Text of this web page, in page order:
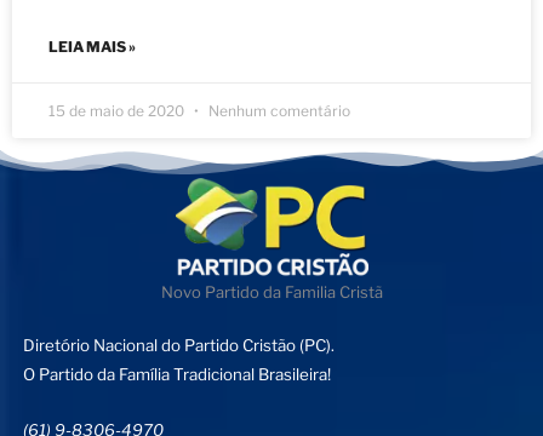
LEIA MAIS »
15 de maio de 2020 Nenhum comentário
Novo Partido da Familia Cristã
Diretório Nacional do Partido Cristão (PC).
O Partido da Família Tradicional Brasileira!
(61) 9-8306-4970